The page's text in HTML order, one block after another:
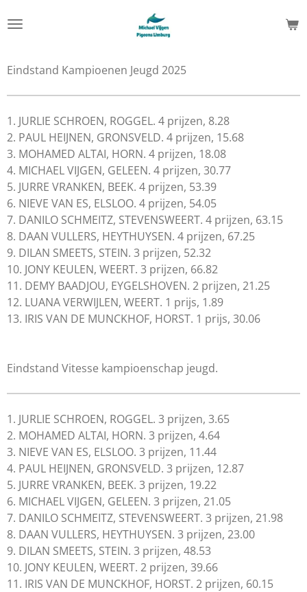
direct
de
Eindstand Kampioenen Jeugd 2025
1. JURLIE SCHROEN, ROGGEL. 4 prijzen, 8.28
2. PAUL HEIJNEN, GRONSVELD. 4 prijzen, 15.68
3. MOHAMED ALTAI, HORN. 4 prijzen, 18.08
4. MICHAEL VIJGEN, GELEEN. 4 prijzen, 30.77
5. JURRE VRANKEN, BEEK. 4 prijzen, 53.39
6. NIEVE VAN ES, ELSLOO. 4 prijzen, 54.05
7. DANILO SCHMEITZ, STEVENSWEERT. 4 prijzen, 63.15
8. DAAN VULLERS, HEYTHUYSEN. 4 prijzen, 67.25
9. DILAN SMEETS, STEIN. 3 prijzen, 52.32
10. JONY KEULEN, WEERT. 3 prijzen, 66.82
11. DEMY BAADJOU, EYGELSHOVEN. 2 prijzen, 21.25
12. LUANA VERWIJLEN, WEERT. 1 prijs, 1.89
13. IRIS VAN DE MUNCKHOF, HORST. 1 prijs, 30.06
Eindstand Vitesse kampioenschap jeugd.
1. JURLIE SCHROEN, ROGGEL. 3 prijzen, 3.65
2. MOHAMED ALTAI, HORN. 3 prijzen, 4.64
3. NIEVE VAN ES, ELSLOO. 3 prijzen, 11.44
4. PAUL HEIJNEN, GRONSVELD. 3 prijzen, 12.87
5. JURRE VRANKEN, BEEK. 3 prijzen, 19.22
6. MICHAEL VIJGEN, GELEEN. 3 prijzen, 21.05
7. DANILO SCHMEITZ, STEVENSWEERT. 3 prijzen, 21.98
8. DAAN VULLERS, HEYTHUYSEN. 3 prijzen, 23.00
9. DILAN SMEETS, STEIN. 3 prijzen, 48.53
10. JONY KEULEN, WEERT. 2 prijzen, 39.66
11. IRIS VAN DE MUNCKHOF, HORST. 2 prijzen, 60.15